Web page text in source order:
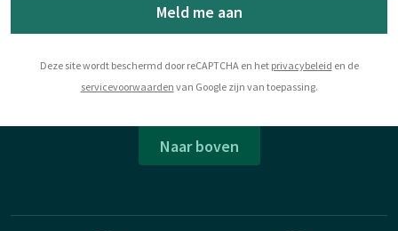
Meld me aan
Deze site wordt beschermd door reCAPTCHA en het privacybeleid en de
servicevoorwaarden van Google zijn van toepassing.
Naar boven